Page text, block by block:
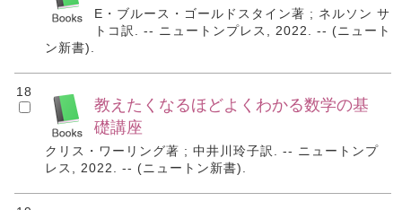
E・ブルース・ゴールドスタイン著 ; ネルソン サ
トコ訳. -- ニュートンプレス, 2022. -- (ニュート
ン新書).
18
教えたくなるほどよくわかる数学の基
礎講座
クリス・ワーリング著 ; 中井川玲子訳. -- ニュートンプ
レス, 2022. -- (ニュートン新書).